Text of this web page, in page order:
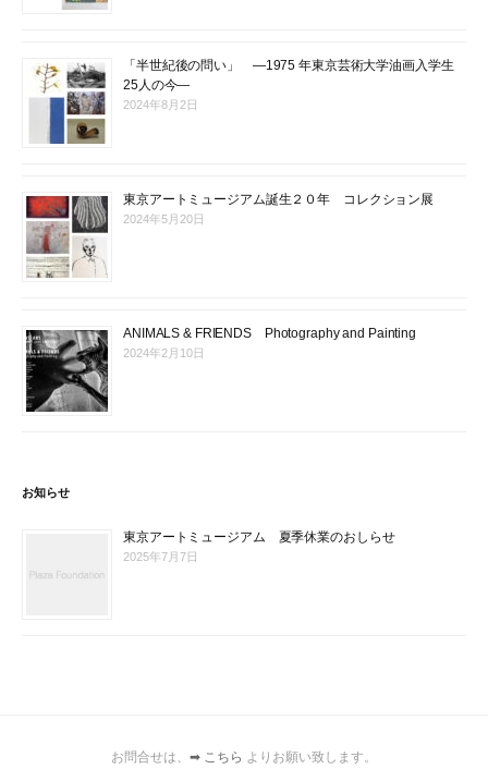
「半世紀後の問い」 ―1975 年東京芸術大学油画入学生
25人の今―
2024年8月2日
東京アートミュージアム誕生２０年 コレクション展
2024年5月20日
ANIMALS & FRIENDS Photography and Painting
2024年2月10日
お知らせ
東京アートミュージアム 夏季休業のおしらせ
2025年7月7日
お問合せは、 ➡ こちら よりお願い致します。